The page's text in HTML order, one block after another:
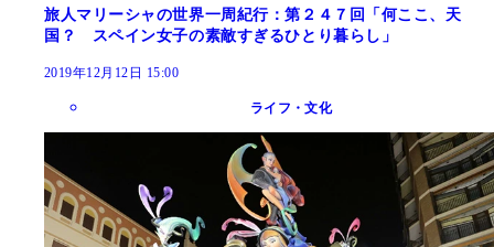
旅人マリーシャの世界一周紀行：第２４７回「何ここ、天
国？ スペイン女子の素敵すぎるひとり暮らし」
2019年12月12日 15:00
ライフ・文化